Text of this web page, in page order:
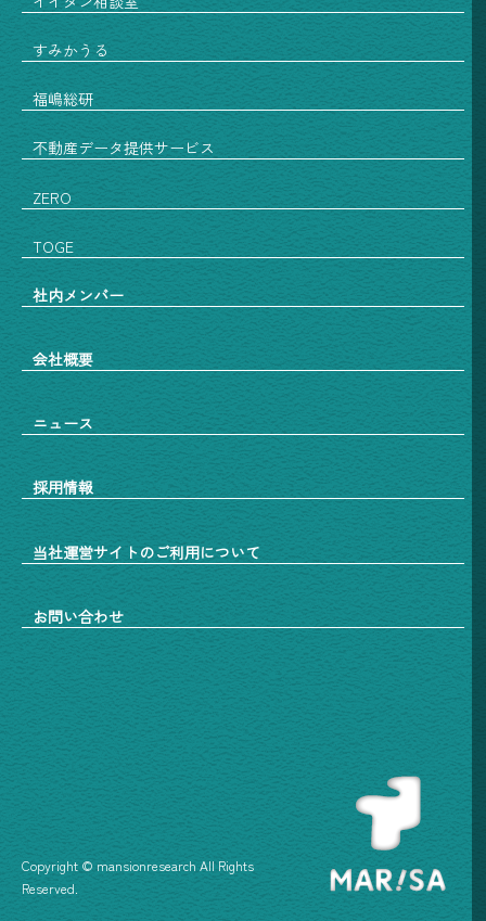
すみかうる
福嶋総研
不動産データ提供サービス
ZERO
TOGE
社内メンバー
会社概要
ニュース
採用情報
当社運営サイトのご利用について
お問い合わせ
Copyright © mansionresearch All Rights
Reserved.